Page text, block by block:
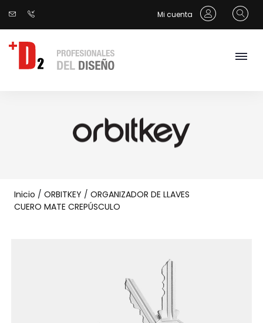
Mi cuenta
Inicio / ORBITKEY / ORGANIZADOR DE LLAVES
CUERO MATE CREPÚSCULO